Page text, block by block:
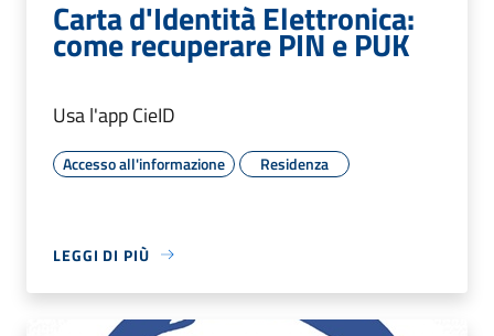
Carta d'Identità Elettronica:
come recuperare PIN e PUK
Usa l'app CieID
Accesso all'informazione Residenza
LEGGI DI PIÙ